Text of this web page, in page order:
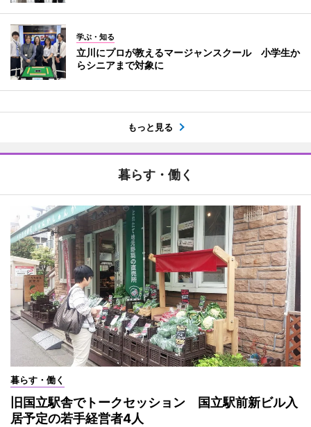
学ぶ・知る
立川にプロが教えるマージャンスクール 小学生か
らシニアまで対象に
もっと見る
暮らす・働く
暮らす・働く
旧国立駅舎でトークセッション 国立駅前新ビル入
居予定の若手経営者4人